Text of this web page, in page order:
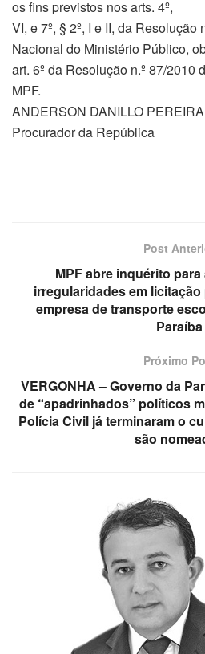
os fins previstos nos arts. 4º,
VI, e 7º, § 2º, I e II, da
Nacional do Ministério Público,
art. 6º da Resolução n.º 87/2010
MPF.
ANDERSON DANILLO
Procurador da República
Post
MPF abre inquérito
irregularidades em
empresa de transporte
Paraíba
Próximo
VERGONHA – Governo da
de “apadrinhados” políticos
Polícia Civil já terminaram o
são